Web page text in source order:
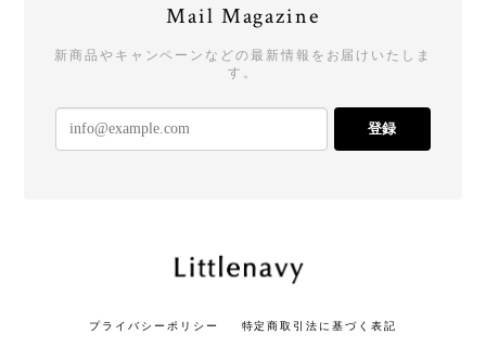
Mail Magazine
新商品やキャンペーンなどの最新情報をお届けいたしま
す。
登録
プライバシーポリシー 特定商取引法に基づく表記